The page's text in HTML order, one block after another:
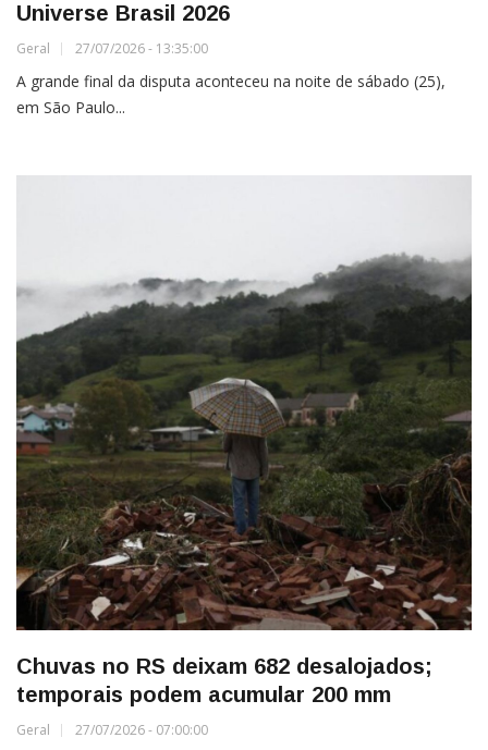
Universe Brasil 2026
Geral 27/07/2026 - 13:35:00
A grande final da disputa aconteceu na noite de sábado (25),
em São Paulo...
Chuvas no RS deixam 682 desalojados;
temporais podem acumular 200 mm
Geral 27/07/2026 - 07:00:00